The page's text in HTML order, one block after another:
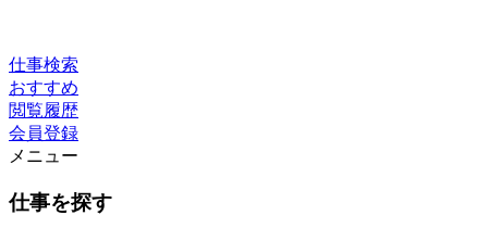
仕事検索
おすすめ
閲覧履歴
会員登録
メニュー
仕事を探す